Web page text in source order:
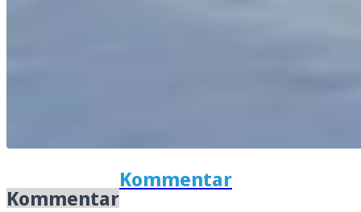
Kommentar
Kommentar